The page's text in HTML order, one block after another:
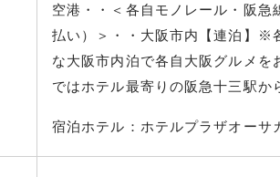
空港・・＜各自モノレール・阪
払い）＞・・大阪市内【連泊
な大阪市内泊で各自大阪グルメを
ではホテル最寄りの阪急十三駅か
宿泊ホテル：ホテルプラザオーサ